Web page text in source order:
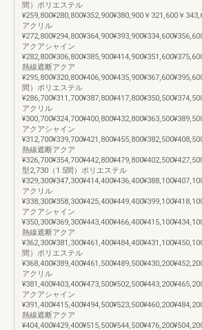
間）ポリエステル
¥259,800¥280,800¥352,900¥380,900￥321,600￥
アクリル
アクアシャイン
熱線遮断アクア
間）ポリエステル
アクリル
アクアシャイン
熱線遮断アクア
型2,730（1.5間）ポリエステル
アクリル
アクアシャイン
熱線遮断アクア
間）ポリエステル
アクリル
アクアシャイン
熱線遮断アクア